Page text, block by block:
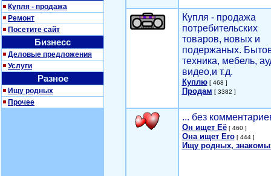
Купля - продажа
Ремонт
Посетите сайт
Бизнесс
Деловые предложения
Услуги
Разное
Ищу родных
Прочее
Купля - продажа
потребительских
товаров, новых и
подержаных.
техника, мебель,
видео,и т.д.
Куплю[ 468 ]
Продам [ 3382 ]
... без
Он ищет Её[ 460 ]
Она ищет Его[ 444 ]
Ищу родных,